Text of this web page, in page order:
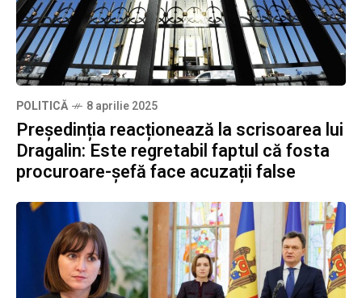
POLITICĂ 8 aprilie 2025
Președinția reacționează la scrisoarea lui
Dragalin: Este regretabil faptul că fosta
procuroare-șefă face acuzații false